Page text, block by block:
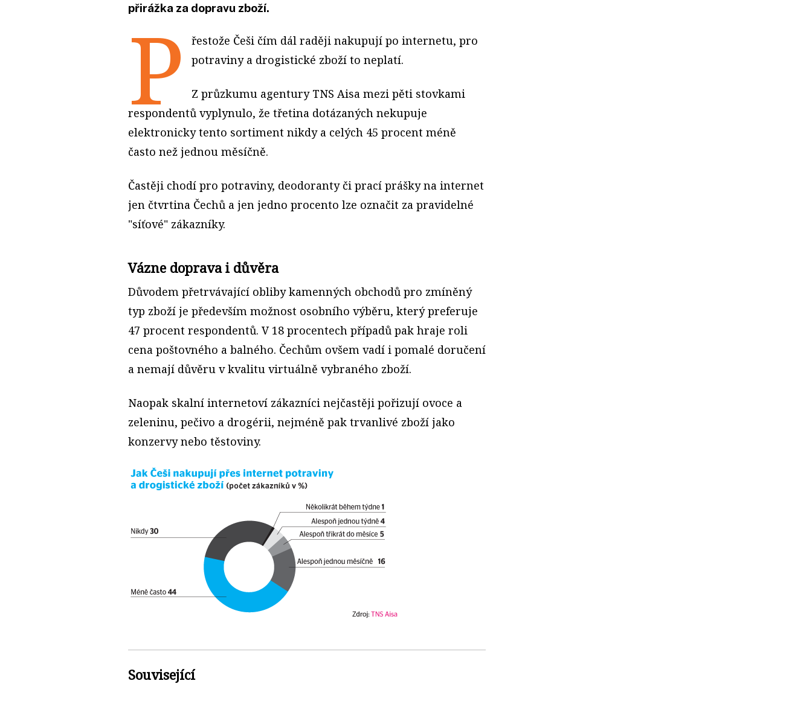
přirážka za dopravu zboží.
P
řestože Češi čím dál raději nakupují po internetu, pro
potraviny a drogistické zboží to neplatí.
Z průzkumu agentury TNS Aisa mezi pěti stovkami
respondentů vyplynulo, že třetina dotázaných nekupuje
elektronicky tento sortiment nikdy a celých 45 procent méně
často než jednou měsíčně.
Častěji chodí pro potraviny, deodoranty či prací prášky na internet
jen čtvrtina Čechů a jen jedno procento lze označit za pravidelné
"síťové" zákazníky.
Vázne doprava i důvěra
Důvodem přetrvávající obliby kamenných obchodů pro zmíněný
typ zboží je především možnost osobního výběru, který preferuje
47 procent respondentů. V 18 procentech případů pak hraje roli
cena poštovného a balného. Čechům ovšem vadí i pomalé doručení
a nemají důvěru v kvalitu virtuálně vybraného zboží.
Naopak skalní internetoví zákazníci nejčastěji pořizují ovoce a
zeleninu, pečivo a drogérii, nejméně pak trvanlivé zboží jako
konzervy nebo těstoviny.
Související